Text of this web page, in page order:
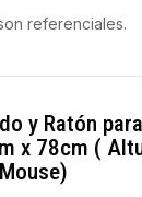
referenciales.
y Ratón
x 78cm (